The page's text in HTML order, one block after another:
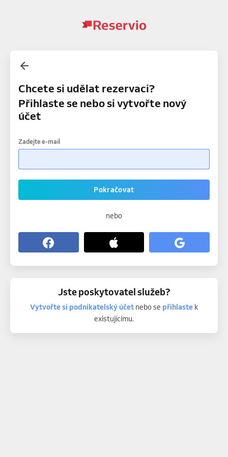
Chcete si udělat rezervaci?
Přihlaste se nebo si vytvořte nový
účet
Zadejte e-mail
Pokračovat
nebo
Jste poskytovatel služeb?
Vytvořte si podnikatelský účetnebo se přihlastek
existujícímu.